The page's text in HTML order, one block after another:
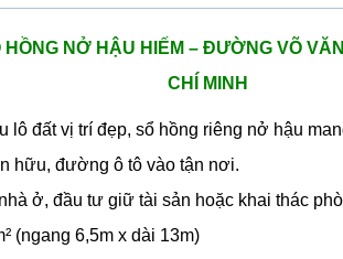
NỞ HẬU HIẾM – ĐƯỜNG VÕ
CHÍ MINH
lô đất vị trí đẹp, sổ hồng riêng nở hậu
hữu, đường ô tô vào tận nơi.
ở, đầu tư giữ tài sản hoặc khai thác
(ngang 6,5m x dài 13m)